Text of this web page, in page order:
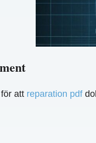
att reparation pdf